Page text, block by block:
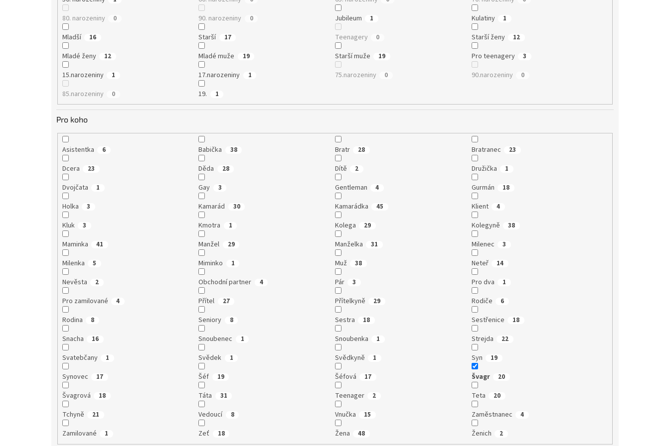
80. narozeniny 0 90. narozeniny 0 Jubileum 1 Kulatiny 1
Mladší 16 Starší 17 Teenagery 0 Starší ženy 12
Mladé ženy 12 Mladé muže 19 Starší muže 19 Pro teenagery 3
15.narozeniny 1 17.narozeniny 1 75.narozeniny 0 90.narozeniny 0
85.narozeniny 0 19. 1
Pro koho
Asistentka 6 Babička 38 Bratr 28 Bratranec 23
Dcera 23 Děda 28 Dítě 2 Družička 1
Dvojčata 1 Gay 3 Gentleman 4 Gurmán 18
Holka 3 Kamarád 30 Kamarádka 45 Klient 4
Kluk 3 Kmotra 1 Kolega 29 Kolegyně 38
Maminka 41 Manžel 29 Manželka 31 Milenec 3
Milenka 5 Miminko 1 Muž 38 Neteř 14
Nevěsta 2 Obchodní partner 4 Pár 3 Pro dva 1
Pro zamilované 4 Přítel 27 Přítelkyně 29 Rodiče 6
Rodina 8 Seniory 8 Sestra 18 Sestřenice 18
Snacha 16 Snoubenec 1 Snoubenka 1 Strejda 22
Svatebčany 1 Svědek 1 Svědkyně 1 Syn 19
Synovec 17 Šéf 19 Šéfová 17 Švagr 20
Švagrová 18 Táta 31 Teenager 2 Teta 20
Tchyně 21 Vedoucí 8 Vnučka 15 Zaměstnanec 4
Zamilované 1 Zeť 18 Žena 48 Ženich 2